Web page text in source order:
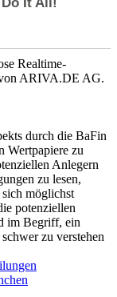
Realtime-
ARIVA.DE AG.
durch die BaFin
Wertpapiere zu
Anlegern
zu lesen,
möglichst
potenziellen
im Begriff, ein
zu verstehen